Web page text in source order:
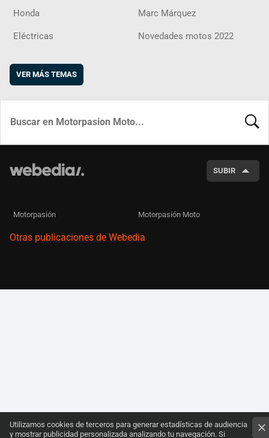
Honda Marc Márquez
Eléctricas Novedades motos 2022
VER MÁS TEMAS
SUBIR
Motorpasión Motorpasión Moto
Otras publicaciones de Webedia
Utilizamos cookies de terceros para generar estadísticas de audiencia
y mostrar publicidad personalizada analizando tu navegación. Si